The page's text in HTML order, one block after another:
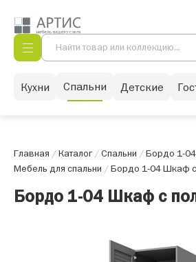
Кухни Спальни Детские
Главная /Каталог/Спальни /Бордо 1-
Мебель для спальни /Бордо 1-04 Шкаф
Бордо 1-04 Шкаф с